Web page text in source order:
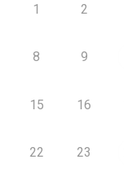
1 2
8 9
15 16
22 23